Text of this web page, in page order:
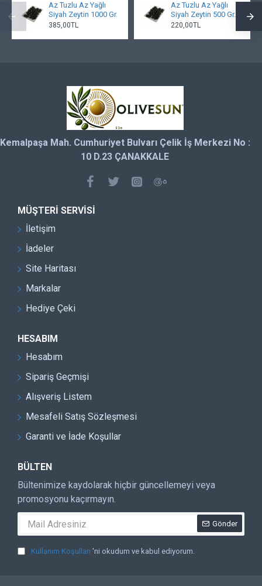
Az Tuzlu Az Yağlı
Siyah Zeytin 1000 Gr.
385,00TL
Az Tuzlu Az Yağlı
Siyah Zeytin 500 Gr.
220,00TL
Kemalpaşa Mah. Cumhuriyet Bulvarı Çelik İş Merkezi No :
10 D.23 ÇANAKKALE
MÜŞTERI SERVISI
İletişim
İadeler
Site Haritası
Markalar
Hediye Çeki
HESABIM
Hesabım
Sipariş Geçmişi
Alışveriş Listem
Mesafeli Satış Sözleşmesi
Garanti ve İade Koşullar
BÜLTEN
Bültenimize kaydolarak hiçbir güncellemeyi veya
promosyonu kaçırmayın.
Gönder
Kullanım Koşulları 'ni okudum ve kabul ediyorum.